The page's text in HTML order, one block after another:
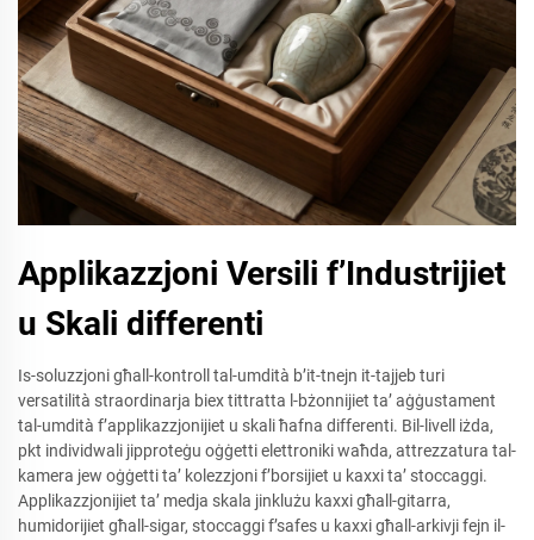
Applikazzjoni Versili f’Industrijiet
u Skali differenti
Is-soluzzjoni għall-kontroll tal-umdità b’it-tnejn it-tajjeb turi
versatilità straordinarja biex tittratta l-bżonnijiet ta’ aġġustament
tal-umdità f’applikazzjonijiet u skali ħafna differenti. Bil-livell iżda,
pkt individwali jipproteġu oġġetti elettroniki waħda, attrezzatura tal-
kamera jew oġġetti ta’ kolezzjoni f’borsijiet u kaxxi ta’ stoccaggi.
Applikazzjonijiet ta’ medja skala jinklużu kaxxi għall-gitarra,
humidorijiet għall-sigar, stoccaggi f’safes u kaxxi għall-arkivji fejn il-